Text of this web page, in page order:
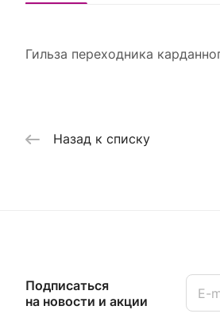
Гильза переходника
Назад к списку
Подписаться
на новости и акции